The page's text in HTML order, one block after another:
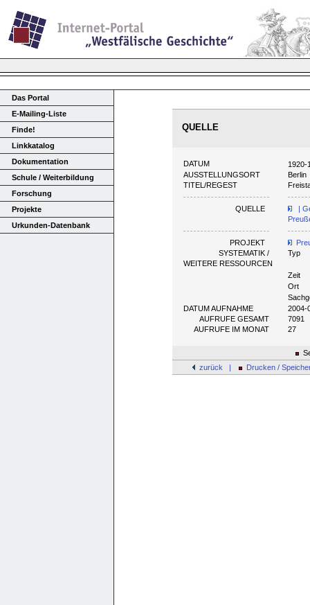
Das Portal
E-Mailing-Liste
Finde!
Linkkatalog
Dokumentation
Schule / Weiterbildung
Forschung
Projekte
Urkunden-Datenbank
QUELLE
DATUM
AUSSTELLUNGSORT
Berlin
TITEL/REGEST
QUELLE
|
PROJEKT
SYSTEMATIK /
WEITERE RESSOURCEN
Typ
Zeit
Ort
DATUM AUFNAHME
2004-
AUFRUFE GESAMT
7091
AUFRUFE IM MONAT
27
zurück |
Drucken /